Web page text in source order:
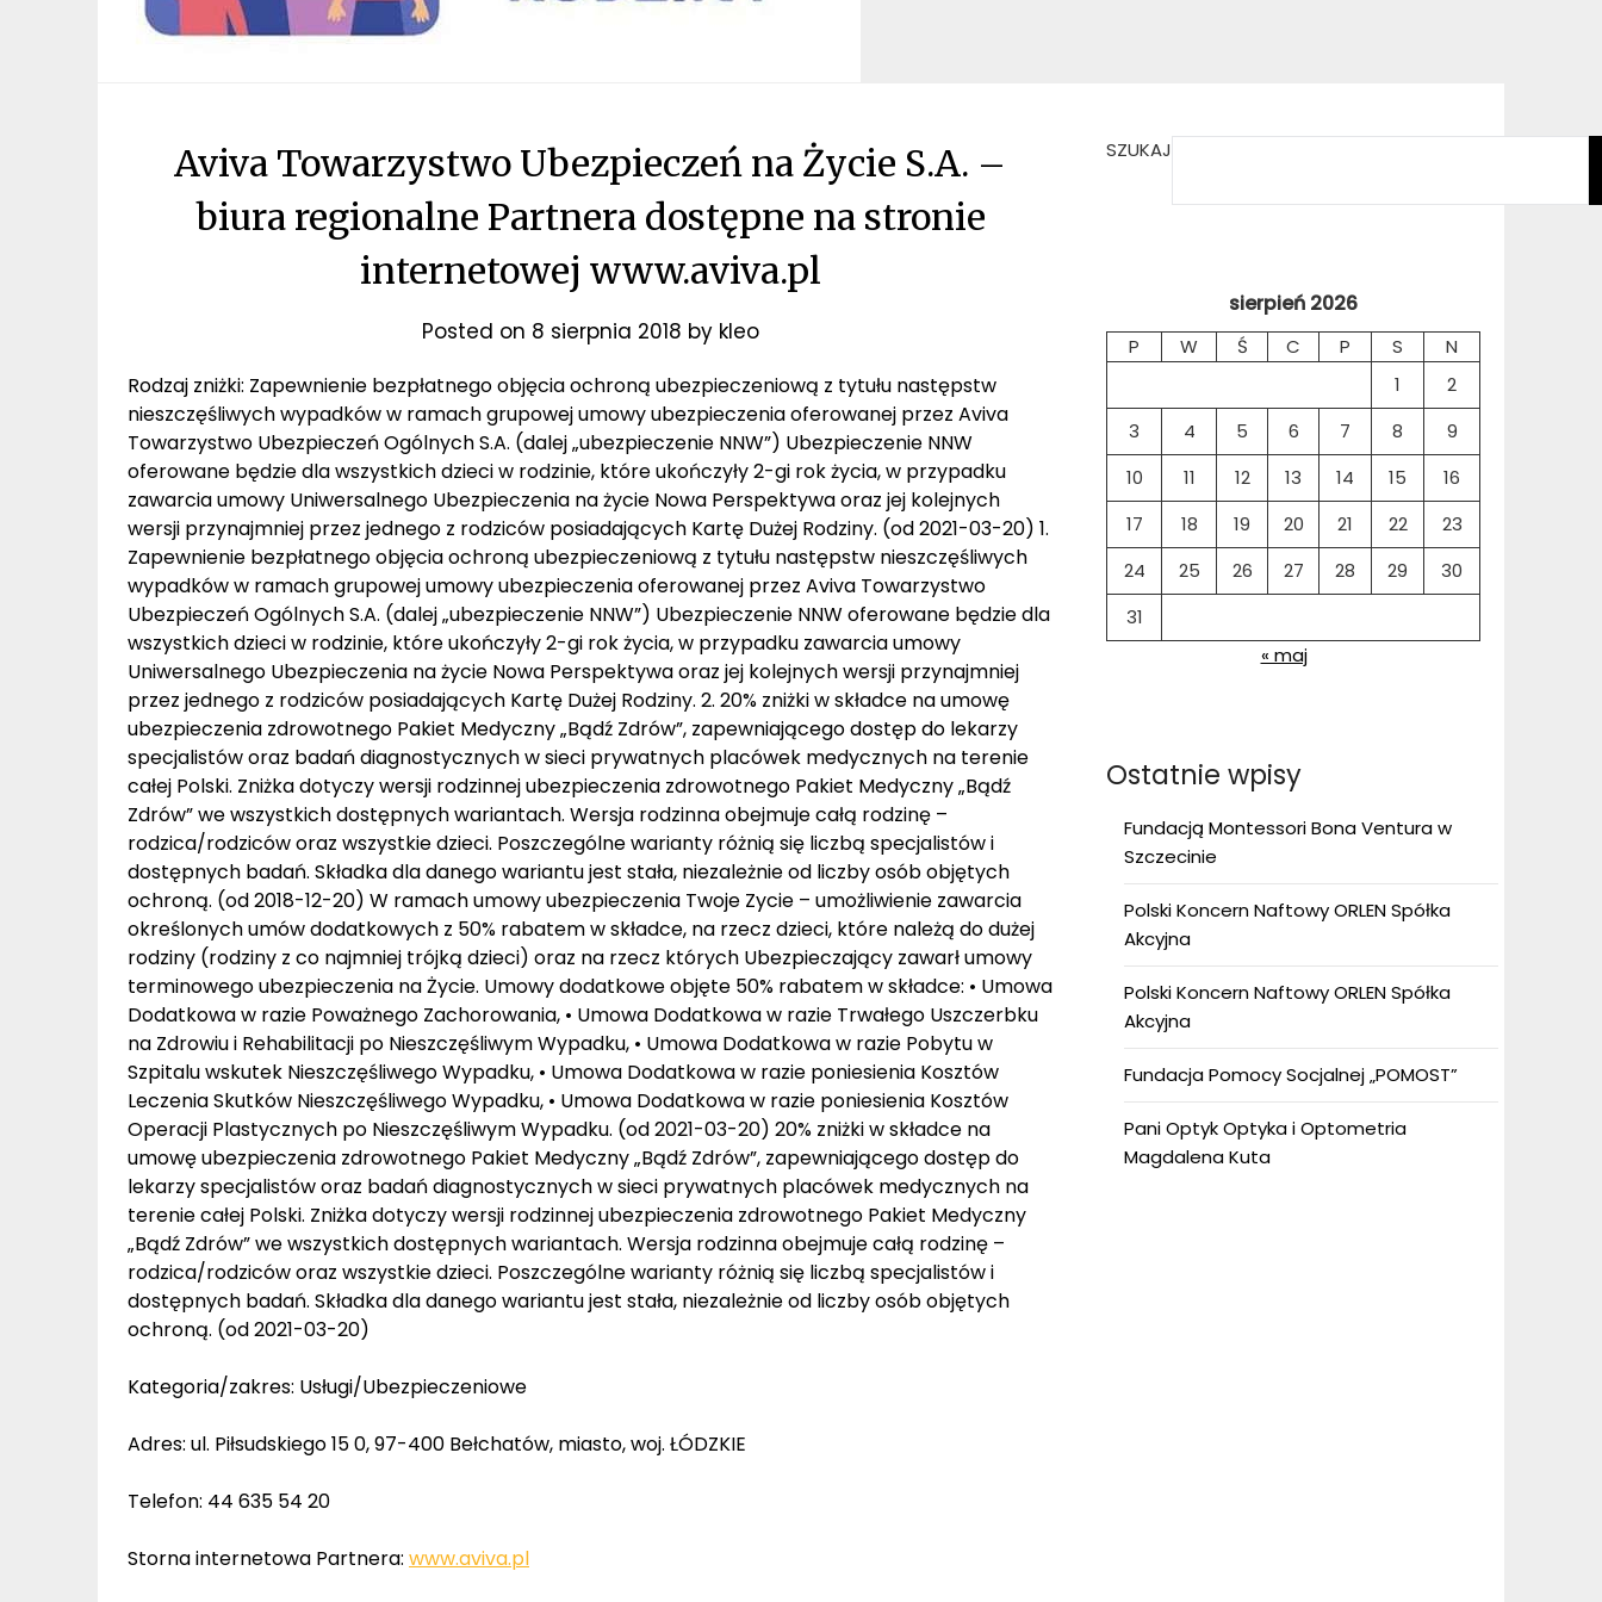
Aviva Towarzystwo Ubezpieczeń na Życie S.A. –
biura regionalne Partnera dostępne na stronie
internetowej www.aviva.pl
Posted on 8 sierpnia 2018 by kleo
Rodzaj zniżki: Zapewnienie bezpłatnego objęcia ochroną ubezpieczeniową z tytułu następstw
nieszczęśliwych wypadków w ramach grupowej umowy ubezpieczenia oferowanej przez Aviva
Towarzystwo Ubezpieczeń Ogólnych S.A. (dalej „ubezpieczenie NNW”) Ubezpieczenie NNW
oferowane będzie dla wszystkich dzieci w rodzinie, które ukończyły 2-gi rok życia, w przypadku
zawarcia umowy Uniwersalnego Ubezpieczenia na życie Nowa Perspektywa oraz jej kolejnych
wersji przynajmniej przez jednego z rodziców posiadających Kartę Dużej Rodziny. (od 2021-03-20) 1.
Zapewnienie bezpłatnego objęcia ochroną ubezpieczeniową z tytułu następstw nieszczęśliwych
wypadków w ramach grupowej umowy ubezpieczenia oferowanej przez Aviva Towarzystwo
Ubezpieczeń Ogólnych S.A. (dalej „ubezpieczenie NNW”) Ubezpieczenie NNW oferowane będzie dla
wszystkich dzieci w rodzinie, które ukończyły 2-gi rok życia, w przypadku zawarcia umowy
Uniwersalnego Ubezpieczenia na życie Nowa Perspektywa oraz jej kolejnych wersji przynajmniej
przez jednego z rodziców posiadających Kartę Dużej Rodziny. 2. 20% zniżki w składce na umowę
ubezpieczenia zdrowotnego Pakiet Medyczny „Bądź Zdrów”, zapewniającego dostęp do lekarzy
specjalistów oraz badań diagnostycznych w sieci prywatnych placówek medycznych na terenie
całej Polski. Zniżka dotyczy wersji rodzinnej ubezpieczenia zdrowotnego Pakiet Medyczny „Bądź
Zdrów” we wszystkich dostępnych wariantach. Wersja rodzinna obejmuje całą rodzinę –
rodzica/rodziców oraz wszystkie dzieci. Poszczególne warianty różnią się liczbą specjalistów i
dostępnych badań. Składka dla danego wariantu jest stała, niezależnie od liczby osób objętych
ochroną. (od 2018-12-20) W ramach umowy ubezpieczenia Twoje Zycie – umożliwienie zawarcia
określonych umów dodatkowych z 50% rabatem w składce, na rzecz dzieci, które należą do dużej
rodziny (rodziny z co najmniej trójką dzieci) oraz na rzecz których Ubezpieczający zawarł umowy
terminowego ubezpieczenia na Życie. Umowy dodatkowe objęte 50% rabatem w składce: • Umowa
Dodatkowa w razie Poważnego Zachorowania, • Umowa Dodatkowa w razie Trwałego Uszczerbku
na Zdrowiu i Rehabilitacji po Nieszczęśliwym Wypadku, • Umowa Dodatkowa w razie Pobytu w
Szpitalu wskutek Nieszczęśliwego Wypadku, • Umowa Dodatkowa w razie poniesienia Kosztów
Leczenia Skutków Nieszczęśliwego Wypadku, • Umowa Dodatkowa w razie poniesienia Kosztów
Operacji Plastycznych po Nieszczęśliwym Wypadku. (od 2021-03-20) 20% zniżki w składce na
umowę ubezpieczenia zdrowotnego Pakiet Medyczny „Bądź Zdrów”, zapewniającego dostęp do
lekarzy specjalistów oraz badań diagnostycznych w sieci prywatnych placówek medycznych na
terenie całej Polski. Zniżka dotyczy wersji rodzinnej ubezpieczenia zdrowotnego Pakiet Medyczny
„Bądź Zdrów” we wszystkich dostępnych wariantach. Wersja rodzinna obejmuje całą rodzinę –
rodzica/rodziców oraz wszystkie dzieci. Poszczególne warianty różnią się liczbą specjalistów i
dostępnych badań. Składka dla danego wariantu jest stała, niezależnie od liczby osób objętych
ochroną. (od 2021-03-20)
Kategoria/zakres: Usługi/Ubezpieczeniowe
Adres: ul. Piłsudskiego 15 0, 97-400 Bełchatów, miasto, woj. ŁÓDZKIE
Telefon: 44 635 54 20
Storna internetowa Partnera: www.aviva.pl
SZUKAJ
sierpień 2026
P W Ś C P S
N
1
2
3
4 5 6 7 8
9
10
11 12 13 14 15
16
17
18 19 20 21 22
23
24
25 26 27 28 29
30
31
« maj
Ostatnie wpisy
Fundacją Montessori Bona Ventura w
Szczecinie
Polski Koncern Naftowy ORLEN Spółka
Akcyjna
Polski Koncern Naftowy ORLEN Spółka
Akcyjna
Fundacja Pomocy Socjalnej „POMOST”
Pani Optyk Optyka i Optometria
Magdalena Kuta